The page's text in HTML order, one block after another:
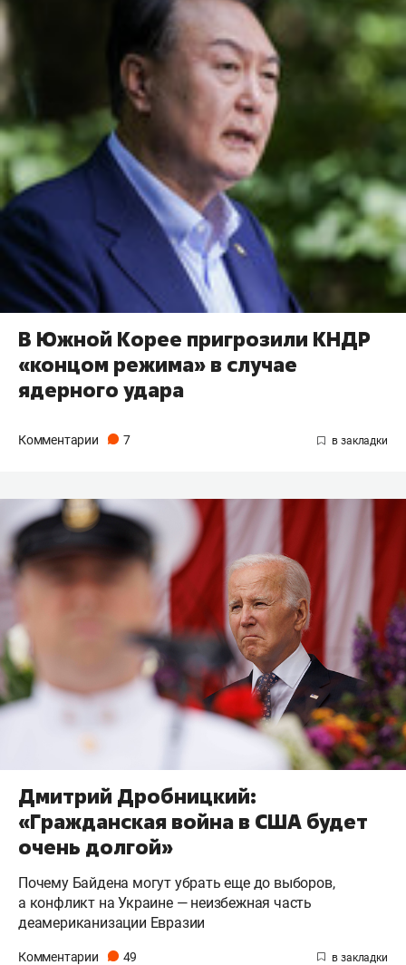
В Южной Корее пригрозили КНДР
«концом режима» в случае
ядерного удара
Комментарии 7
Дмитрий Дробницкий:
«Гражданская война в США будет
очень долгой»
Почему Байдена могут убрать еще до выборов,
а конфликт на Украине — неизбежная часть
деамериканизации Евразии
Комментарии 49